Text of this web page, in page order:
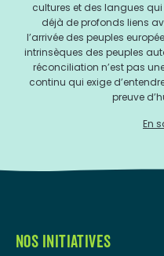
cultures et des langues
déjà de profonds liens
l’arrivée des peuples
intrinsèques des peuples
réconciliation n’est pas
continu qui exige
preuve
En
NOS INITIATIVES